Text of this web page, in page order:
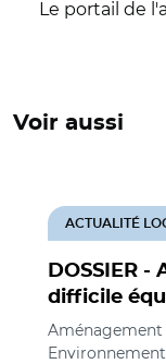
Le portail de
Voir aussi
DOSSIER
difficile
ACTUALITÉ
Aménagement
Environnement